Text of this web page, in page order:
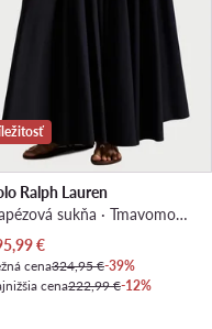
Ralph Lauren
Trapézová sukňa · Tmavomodrá
cena
€
cena324,95 €-39%
cena222,99 €-12%